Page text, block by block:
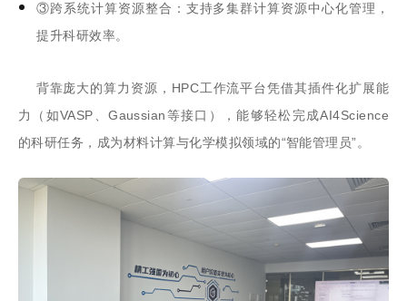
③跨系统计算资源整合：支持多集群计算资源中心化管理，
提升科研效率。
背靠庞大的算力资源 ， HPC工作流平台凭借其插件化扩展能
力（如VASP 、Gaussian等接口），能够轻松完成AI4Science
的科研任务，成为材料计算与化学模拟领域的“智能管理员”。